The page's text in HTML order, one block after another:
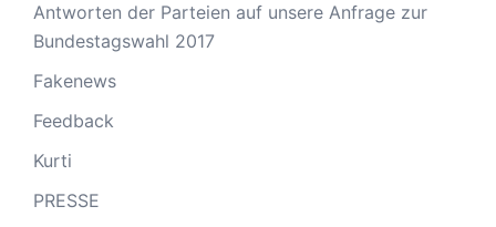
Antworten der Parteien auf unsere Anfrage zur
Bundestagswahl 2017
Fakenews
Feedback
Kurti
PRESSE